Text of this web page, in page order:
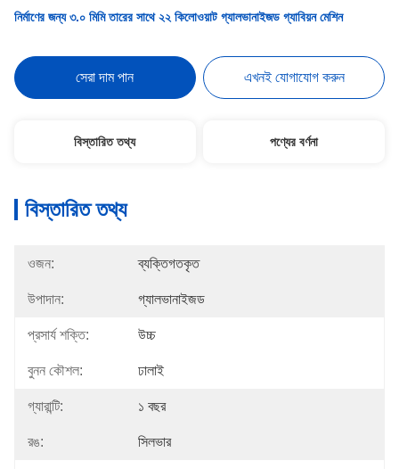
নির্মাণের জন্য ৩.০ মিমি তারের সাথে ২২ কিলোওয়াট গ্যালভানাইজড গ্যাবিয়ন মেশিন
সেরা দাম পান এখনই যোগাযোগ করুন
বিস্তারিত তথ্য পণ্যের বর্ণনা
বিস্তারিত তথ্য
ওজন: ব্যক্তিগতকৃত
উপাদান: গ্যালভানাইজড
প্রসার্য শক্তি: উচ্চ
বুনন কৌশল: ঢালাই
গ্যারান্টি: ১ বছর
রঙ: সিলভার